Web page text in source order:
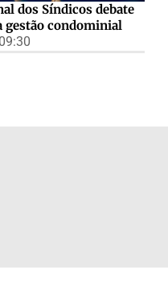
dos Síndicos debate
gestão condominial